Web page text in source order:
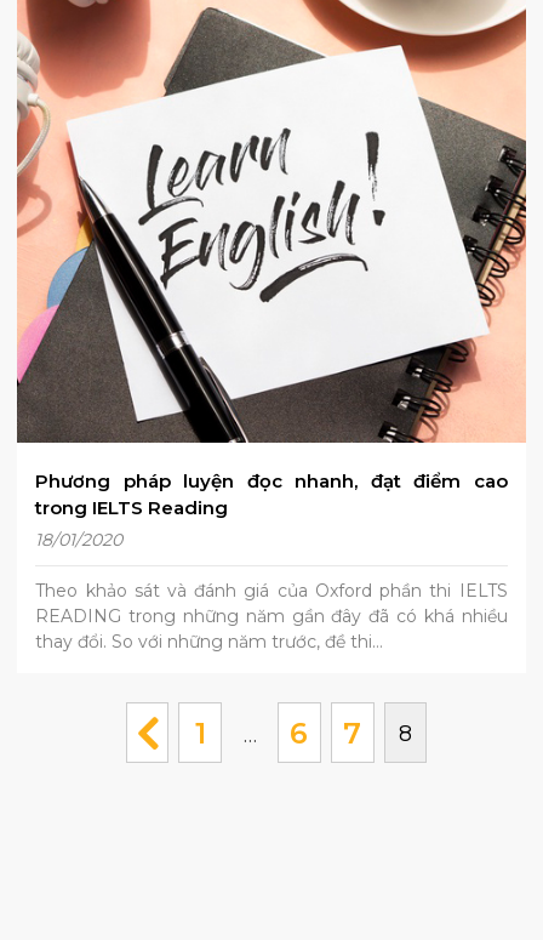
Phương pháp luyện đọc nhanh, đạt điểm cao
trong IELTS Reading
18/01/2020
Theo khảo sát và đánh giá của Oxford phần thi IELTS
READING trong những năm gần đây đã có khá nhiều
thay đổi. So với những năm trước, đề thi…
1 … 6 7 8